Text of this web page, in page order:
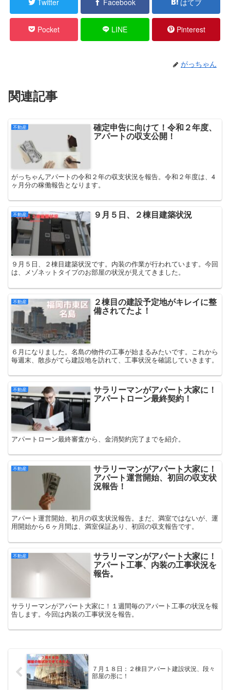
Pocket LINE Pinterest
がっちゃん
関連記事
不動産 確定申告に向けて！令和２年度、
アパートの収支公開！
がっちゃんアパートの令和２年の収支状況を報告。令和２年度は、4
ヶ月分の稼働報告となります。
不動産 ９月５日、２棟目建築状況
９月５日、２棟目建築状況です。内装の作業が行われています。今回
は、メゾネットタイプのお部屋の状況が見えてきました。
不動産 ２棟目の建設予定地がキレイに整
備されてたよ！
６月になりました。名島の物件の工事が始まるみたいです。これから
毎週末、散歩がてら建設地を訪れて、工事状況を確認していきます。
不動産 サラリーマンがアパート大家に！
アパートローン最終契約！
アパートローン最終審査から、金消契約完了までを紹介。
不動産 サラリーマンがアパート大家に！
アパート運営開始、初回の収支状
況報告！
アパート運営開始、初月の収支状況報告。まだ、満室ではないが、運
用開始から６ヶ月間は、満室保証あり、初回の収支報告です。
不動産 サラリーマンがアパート大家に！
アパート工事、内装の工事状況を
報告。
サラリーマンがアパート大家に！１週間毎のアパート工事の状況を報
告します。今回は内装の工事状況を報告。
７月１８日：２棟目アパート建設状況、段々
部屋の形に！